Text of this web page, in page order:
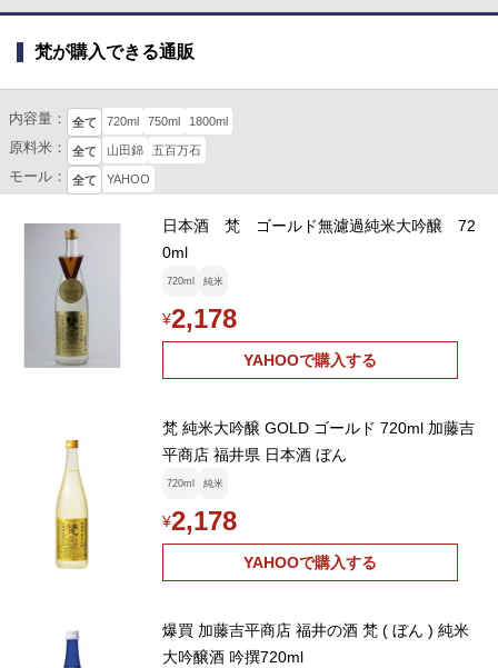
梵が購入できる通販
内容量： 全て 720ml 750ml 1800ml
原料米： 全て 山田錦 五百万石
モール： 全て YAHOO
日本酒 梵 ゴールド無濾過純米大吟醸 72
0ml
720ml 純米
¥2,178
YAHOOで購入する
梵 純米大吟醸 GOLD ゴールド 720ml 加藤吉
平商店 福井県 日本酒 ぼん
720ml 純米
¥2,178
YAHOOで購入する
爆買 加藤吉平商店 福井の酒 梵 ( ぼん ) 純米
大吟醸酒 吟撰720ml